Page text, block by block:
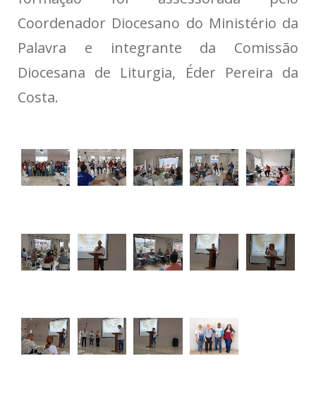
Coordenador Diocesano do Ministério da
Palavra e integrante da Comissão
Diocesana de Liturgia, Éder Pereira da
Costa.